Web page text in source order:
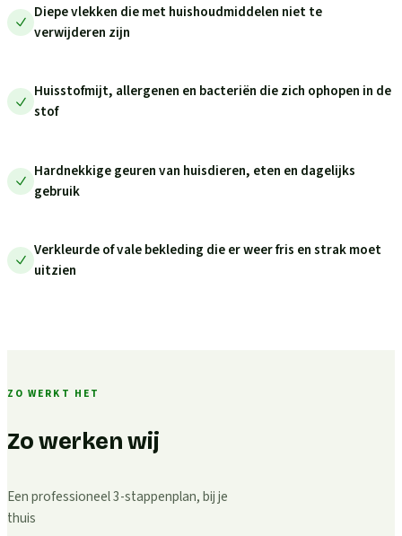
Diepe vlekken die met huishoudmiddelen niet te
verwijderen zijn
Huisstofmijt, allergenen en bacteriën die zich ophopen in de
stof
Hardnekkige geuren van huisdieren, eten en dagelijks
gebruik
Verkleurde of vale bekleding die er weer fris en strak moet
uitzien
ZO WERKT HET
Zo werken wij
Een professioneel 3-stappenplan, bij je
thuis